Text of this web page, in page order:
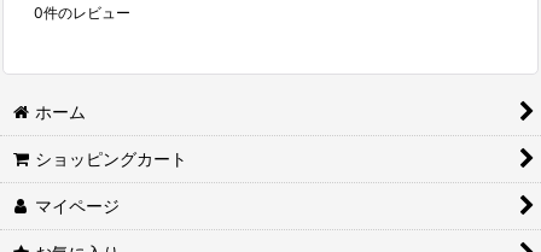
0件のレビュー
ホーム
ショッピングカート
マイページ